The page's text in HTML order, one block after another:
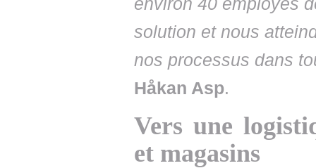
solution et nous
nos processus dans
Håkan Asp.
Vers une
et magasins